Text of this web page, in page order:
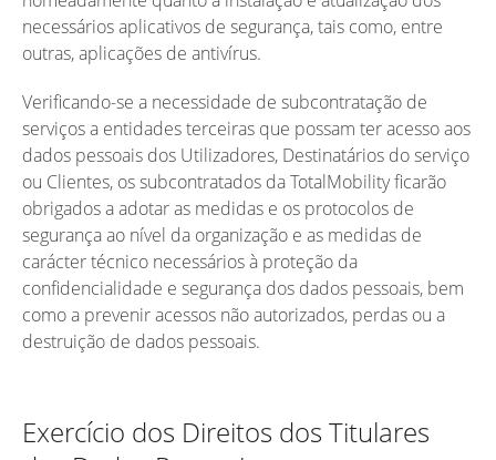
necessários aplicativos de segurança, tais como, entre
outras, aplicações de antivírus.
Verificando-se a necessidade de subcontratação de
serviços a entidades terceiras que possam ter acesso aos
dados pessoais dos Utilizadores, Destinatários do serviço
ou Clientes, os subcontratados da TotalMobility ficarão
obrigados a adotar as medidas e os protocolos de
segurança ao nível da organização e as medidas de
carácter técnico necessários à proteção da
confidencialidade e segurança dos dados pessoais, bem
como a prevenir acessos não autorizados, perdas ou a
destruição de dados pessoais.
Exercício dos Direitos dos Titulares